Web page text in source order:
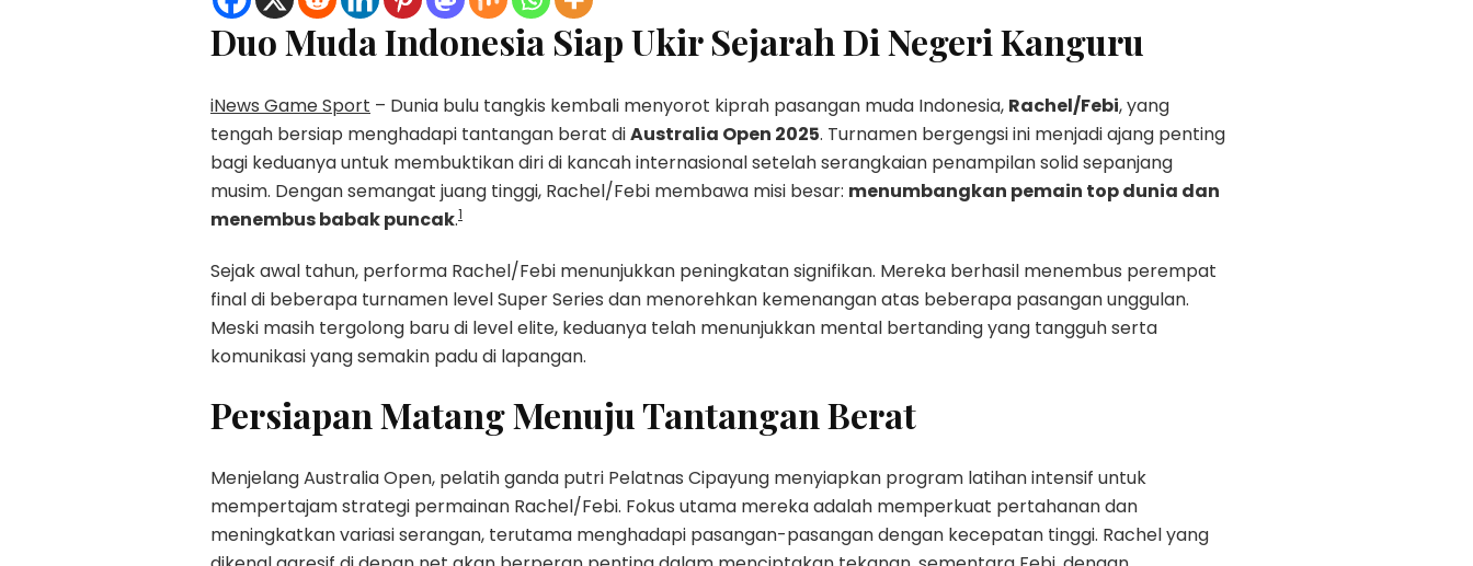
Duo Muda Indonesia Siap Ukir Sejarah Di Negeri Kanguru
iNews Game Sport – Dunia bulu tangkis kembali menyorot kiprah pasangan muda Indonesia, Rachel/Febi, yang
tengah bersiap menghadapi tantangan berat diAustralia Open 2025. Turnamen bergengsi ini menjadi ajang penting
bagi keduanya untuk membuktikan diri di kancah internasional setelah serangkaian penampilan solid sepanjang
musim. Dengan semangat juang tinggi, Rachel/Febi membawa misi besar: menumbangkan pemain top dunia dan
menembus babak puncak.1
Sejak awal tahun, performa Rachel/Febi menunjukkan peningkatan signifikan. Mereka berhasil menembus perempat
final di beberapa turnamen level Super Series dan menorehkan kemenangan atas beberapa pasangan unggulan.
Meski masih tergolong baru di level elite, keduanya telah menunjukkan mental bertanding yang tangguh serta
komunikasi yang semakin padu di lapangan.
Persiapan Matang Menuju Tantangan Berat
Menjelang Australia Open, pelatih ganda putri Pelatnas Cipayung menyiapkan program latihan intensif untuk
mempertajam strategi permainan Rachel/Febi. Fokus utama mereka adalah memperkuat pertahanan dan
meningkatkan variasi serangan, terutama menghadapi pasangan-pasangan dengan kecepatan tinggi. Rachel yang